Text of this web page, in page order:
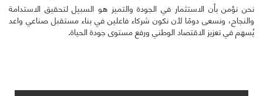
نحن نؤمن بأن الاستثمار في الجودة والتميز هو السبيل لتحقيق الاستدامة
والنجاح، ونسعى دومًا لأن نكون شركاء فاعلين في بناء مستقبل صناعي واعد
يُسهم في تعزيز الاقتصاد الوطني ورفع مستوى جودة الحياة.